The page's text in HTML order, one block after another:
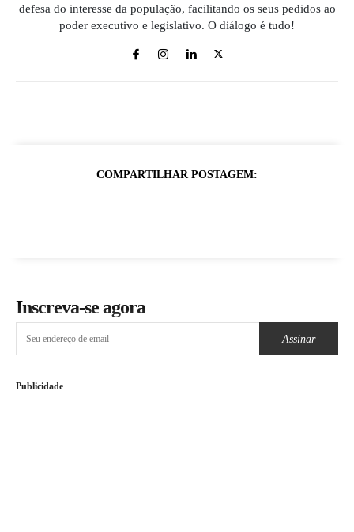
defesa do interesse da população, facilitando os seus pedidos ao
poder executivo e legislativo. O diálogo é tudo!
COMPARTILHAR POSTAGEM:
Inscreva-se agora
Assinar
Publicidade